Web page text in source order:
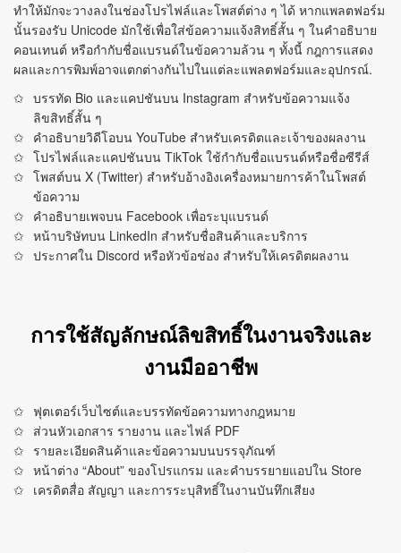
ทำให้มักจะวางลงในช่องโปรไฟล์และโพสต์ต่าง ๆ ได้ หากแพลตฟอร์ม
นั้นรองรับ Unicode มักใช้เพื่อใส่ข้อความแจ้งสิทธิ์สั้น ๆ ในคำอธิบาย
คอนเทนต์ หรือกำกับชื่อแบรนด์ในข้อความล้วน ๆ ทั้งนี้ กฎการแสดง
ผลและการพิมพ์อาจแตกต่างกันไปในแต่ละแพลตฟอร์มและอุปกรณ์.
บรรทัด Bio และแคปชันบน Instagram สำหรับข้อความแจ้ง
ลิขสิทธิ์สั้น ๆ
คำอธิบายวิดีโอบน YouTube สำหรับเครดิตและเจ้าของผลงาน
โปรไฟล์และแคปชันบน TikTok ใช้กำกับชื่อแบรนด์หรือชื่อซีรีส์
โพสต์บน X (Twitter) สำหรับอ้างอิงเครื่องหมายการค้าในโพสต์
ข้อความ
คำอธิบายเพจบน Facebook เพื่อระบุแบรนด์
หน้าบริษัทบน LinkedIn สำหรับชื่อสินค้าและบริการ
ประกาศใน Discord หรือหัวข้อช่อง สำหรับให้เครดิตผลงาน
การใช้สัญลักษณ์ลิขสิทธิ์ในงานจริงและ
งานมืออาชีพ
ฟุตเตอร์เว็บไซต์และบรรทัดข้อความทางกฎหมาย
ส่วนหัวเอกสาร รายงาน และไฟล์ PDF
รายละเอียดสินค้าและข้อความบนบรรจุภัณฑ์
หน้าต่าง “About” ของโปรแกรม และคำบรรยายแอปใน Store
เครดิตสื่อ สัญญา และการระบุสิทธิ์ในงานบันทึกเสียง